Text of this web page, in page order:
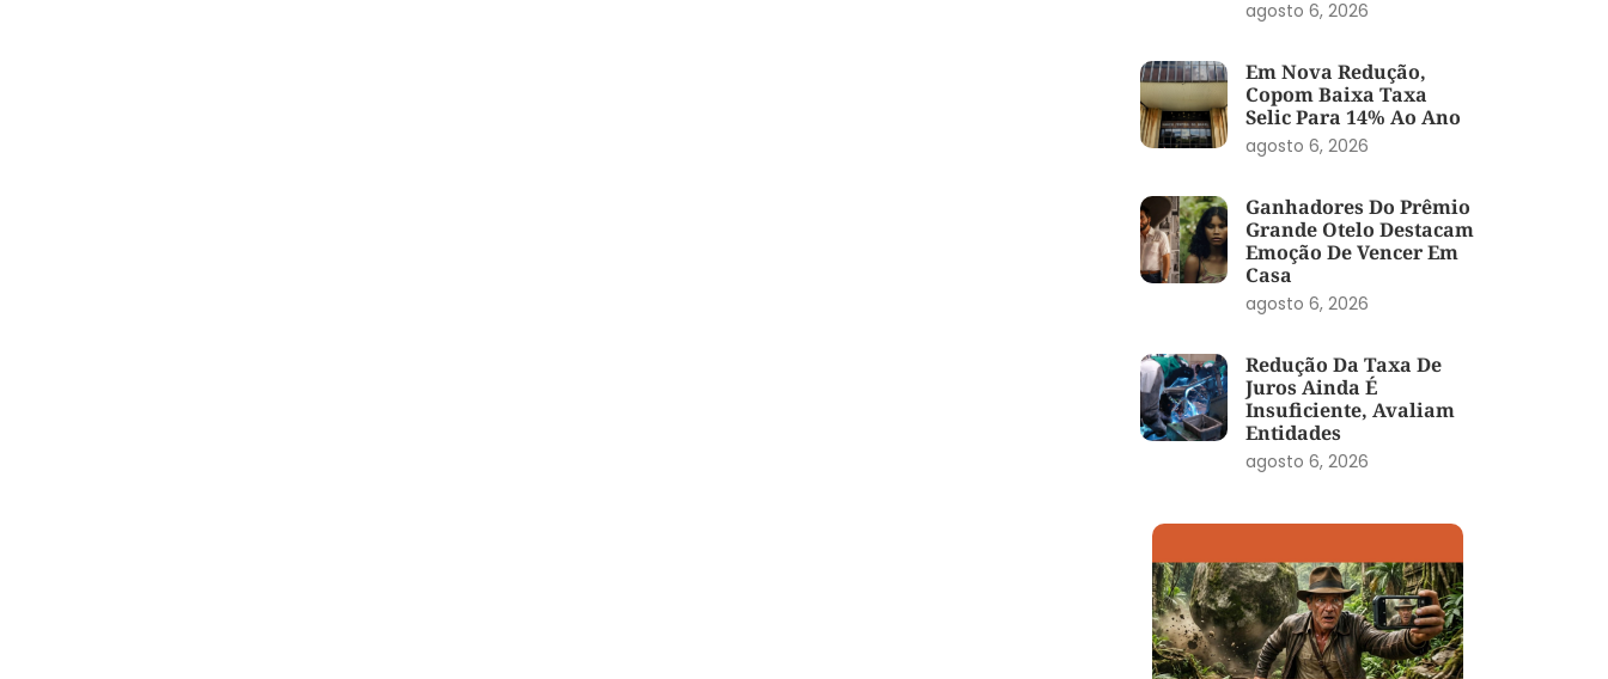
agosto 6, 2026
Em Nova Redução,
Copom Baixa Taxa
Selic Para 14% Ao Ano
agosto 6, 2026
Ganhadores Do Prêmio
Grande Otelo Destacam
Emoção De Vencer Em
Casa
agosto 6, 2026
Redução Da Taxa De
Juros Ainda É
Insuficiente, Avaliam
Entidades
agosto 6, 2026